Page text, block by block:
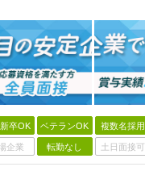
卒OK ベテランOK 複数名採用
企業 転勤なし 土日面接可